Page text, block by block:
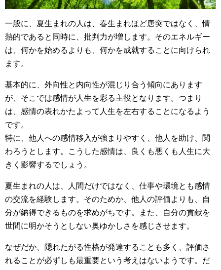
一般に、夏生まれの人は、春生まれほど唐突ではなく、情
熱的であると同時に、批判力が増します。そのエネルギー
は、何かを始めるよりも、何かを成就することに向けられ
ます。
基本的に、外向性と内向性が混じり合う傾向にあります
が、そこでは感情が人生を彩る主役となります。つまり
は、感情の表れかたよって人生を左右することになるよう
です。
特に、他人への感情移入が強まりやすく、他人を助け、関
わろうとします。こうした感情は、良くも悪くも人生に大
きく影響するでしょう。
夏生まれの人は、人間だけではなく、仕事や環境とも感情
の交流を経験します。そのためか、他人の評価よりも、自
分が納得できるものを求めがちです。また、自分の貢献を
世間に明かそうとしない奥ゆかしさを感じさせます。
なぜだか、隠れたがる性格が発達することも多く、評価さ
れることが必ずしも最重要という考えはないようです。だ